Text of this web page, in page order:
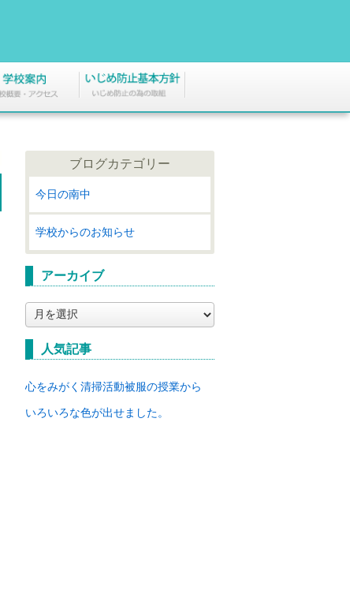
ブログカテゴリー
今日の南中
学校からのお知らせ
アーカイブ
ー
カ
イ
人気記事
心をみがく清掃活動被服の授業から
いろいろな色が出せました。